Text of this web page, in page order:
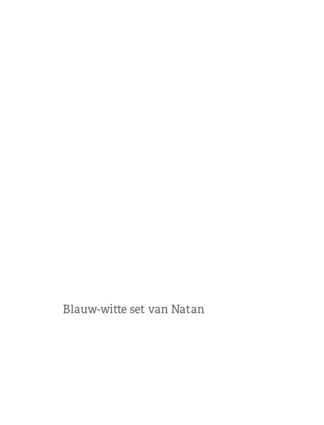
Blauw-witte set van Natan